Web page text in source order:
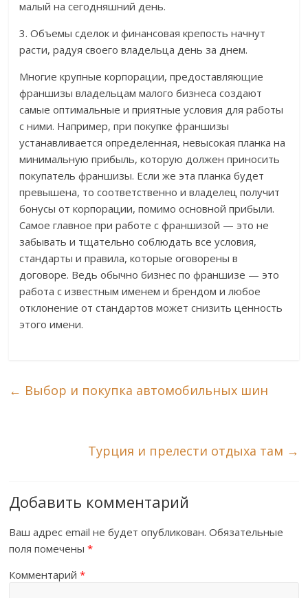
малый на сегодняшний день.
3. Объемы сделок и финансовая крепость начнут
расти, радуя своего владельца день за днем.
Многие крупные корпорации, предоставляющие
франшизы владельцам малого бизнеса создают
самые оптимальные и приятные условия для работы
с ними. Например, при покупке франшизы
устанавливается определенная, невысокая планка на
минимальную прибыль, которую должен приносить
покупатель франшизы. Если же эта планка будет
превышена, то соответственно и владелец получит
бонусы от корпорации, помимо основной прибыли.
Самое главное при работе с франшизой — это не
забывать и тщательно соблюдать все условия,
стандарты и правила, которые оговорены в
договоре. Ведь обычно бизнес по франшизе — это
работа с известным именем и брендом и любое
отклонение от стандартов может снизить ценность
этого имени.
← Выбор и покупка автомобильных шин
Турция и прелести отдыха там →
Добавить комментарий
Ваш адрес email не будет опубликован. Обязательные
поля помечены*
Комментарий*